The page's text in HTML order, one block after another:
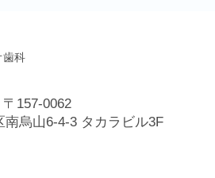
〒157-0062
南烏山6-4-3 タカラビル3F